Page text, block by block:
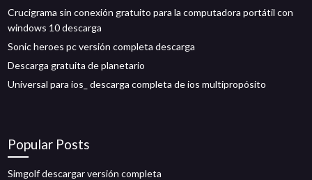
Crucigrama sin conexión gratuito para la computadora portátil con
windows 10 descarga
Sonic heroes pc versión completa descarga
Descarga gratuita de planetario
Universal para ios_ descarga completa de ios multipropósito
Popular Posts
Simgolf descargar versión completa